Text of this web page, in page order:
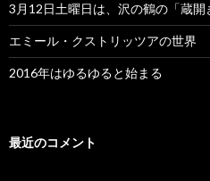
3月12日土曜日は、沢の鶴の「蔵開
エミール・クストリッツアの世界
2016年はゆるゆると始まる
最近のコメント